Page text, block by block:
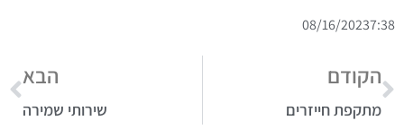
7:38
08/16/2023
הקודם
מתקפת חייזרים
הבא
שירותי שמירה